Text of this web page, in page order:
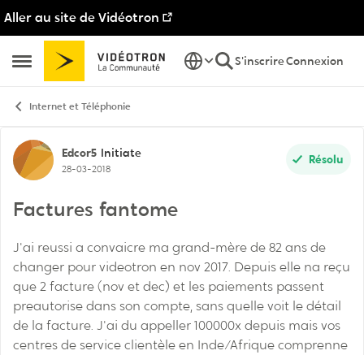
Aller au site de Vidéotron
Ouvrir Menu Latéral
Passer au contenu
S'inscrireConnexion
Internet et Téléphonie
Discussion de forum
Edcor5 Initiate
28-03-2018
Résolu
Factures fantome
J'ai reussi a convaicre ma grand-mère de 82 ans de
changer pour videotron en nov 2017. Depuis elle na reçu
que 2 facture (nov et dec) et les paiements passent
preautorise dans son compte, sans quelle voit le détail
de la facture. J'ai du appeller 100000x depuis mais vos
centres de service clientèle en Inde/Afrique comprenne